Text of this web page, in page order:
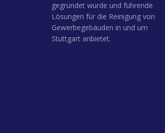
gegründet wurde und führende
Lösungen für die Reinigung von
Gewerbegebäuden in und um
Stuttgart anbietet.